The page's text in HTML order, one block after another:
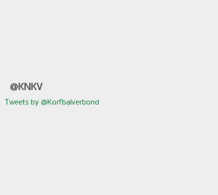
@KNKV
Tweets by @Korfbalverbond